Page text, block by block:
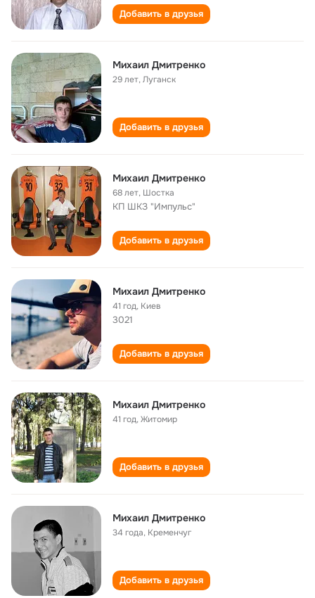
Добавить в друзья
Михаил Дмитренко
29 лет,Луганск
Добавить в друзья
Михаил Дмитренко
68 лет, Шостка
КП ШКЗ "Импульс"
Добавить в друзья
Михаил Дмитренко
41 год, Киев
3021
Добавить в друзья
Михаил Дмитренко
41 год,Житомир
Добавить в друзья
Михаил Дмитренко
34 года, Кременчуг
Добавить в друзья